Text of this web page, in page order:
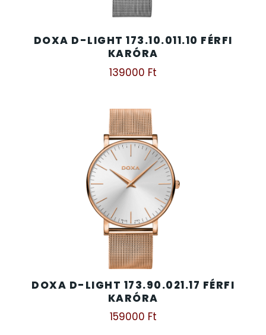
DOXA D-LIGHT 173.10.011.10 FÉRFI
KARÓRA
139000 Ft
DOXA D-LIGHT 173.90.021.17 FÉRFI
KARÓRA
159000 Ft
SERGIO TACCHINI
TIMESTAR HÁLÓZATI ÉBRESZTŐÓRÁK